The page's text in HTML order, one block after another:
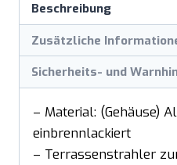
Beschreibung
Zusätzliche
Sicherheits- und
– Material: (Gehäuse)
einbrennlackiert
– Terrassenstrahler